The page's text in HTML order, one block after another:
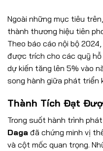
Ngoài những mục tiêu
thành thương hiệu tiên
Theo báo cáo nội bộ
được trích cho các quỹ
dự kiến tăng lên 5% vào
song hành giữa phát triển
Thành Tích Đạt
Trong suốt hành trình
Daga đã chứng minh vị
và cột mốc quan trọng.